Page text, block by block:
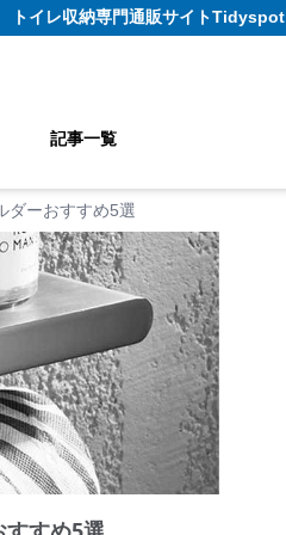
トイレ収納専門通販サイトTidyspot
記事一覧
ダーおすすめ5選